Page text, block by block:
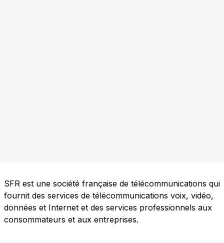
SFR est une société française de télécommunications qui
fournit des services de télécommunications voix, vidéo,
données et Internet et des services professionnels aux
consommateurs et aux entreprises.